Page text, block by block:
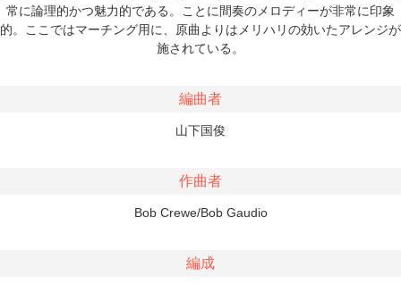
常に論理的かつ魅力的である。ことに間奏のメロディーが非常に印象
的。ここではマーチング用に、原曲よりはメリハリの効いたアレンジが
施されている。
編曲者
山下国俊
作曲者
Bob Crewe/Bob Gaudio
編成